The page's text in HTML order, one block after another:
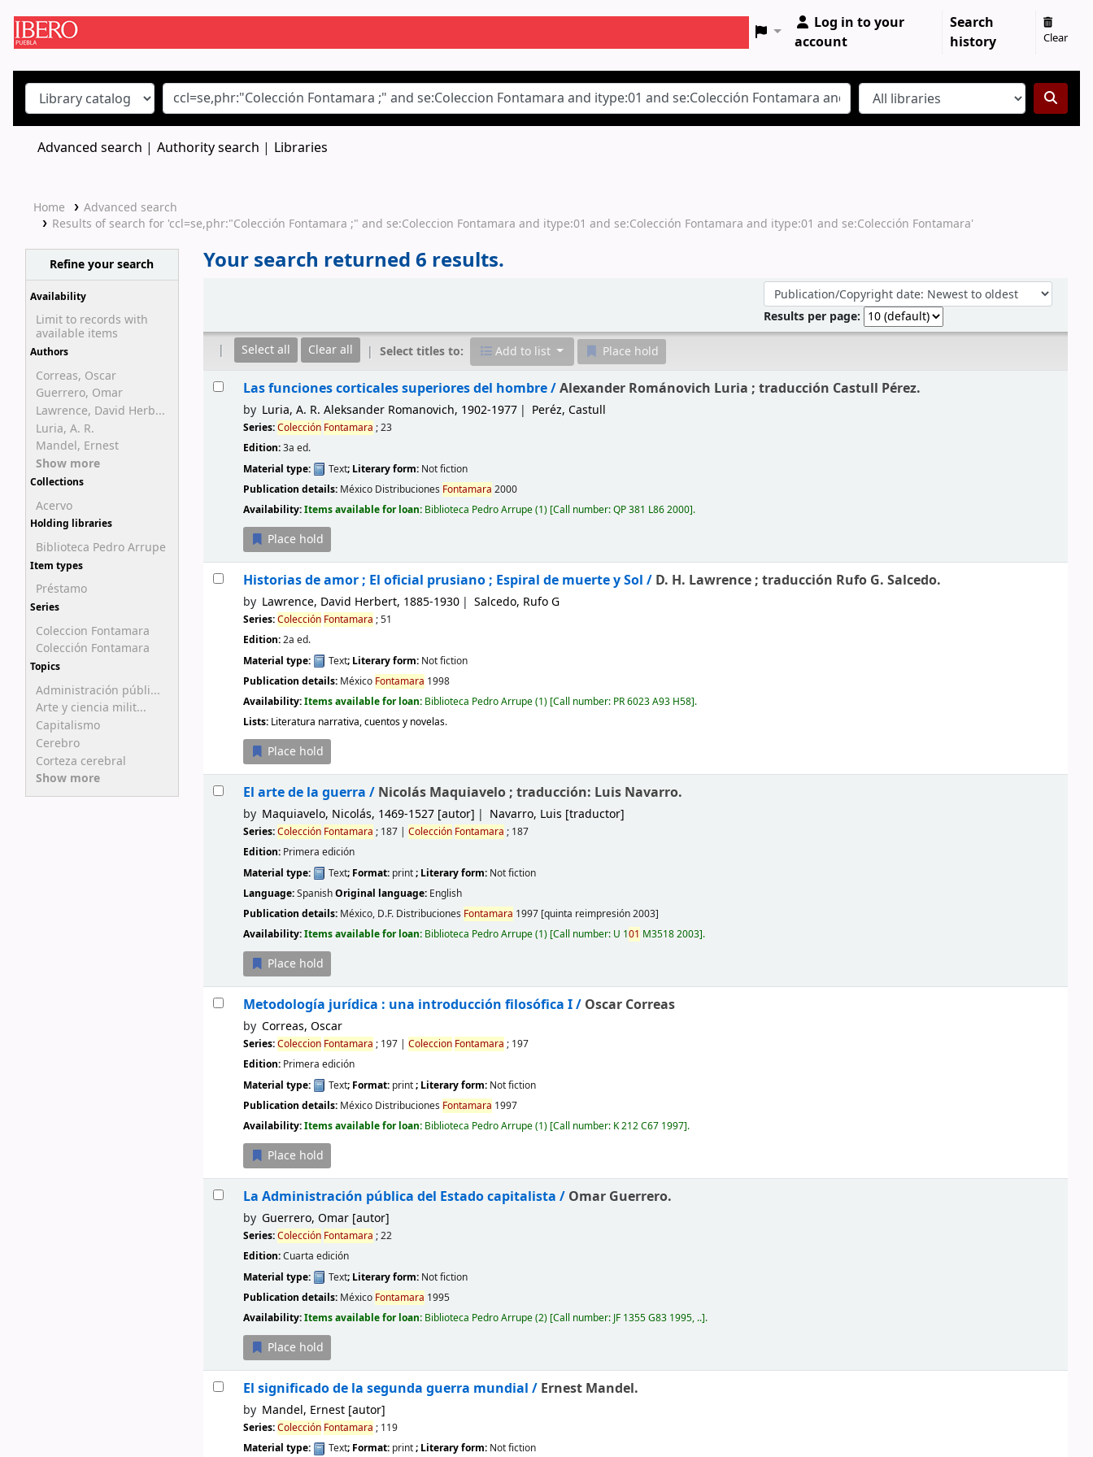
Log in to your
account
Search
history
Clear
Advanced search Authority search Libraries
Home
Advanced search
Results of search for 'ccl=se,phr:"Colección Fontamara ;" and se:Coleccion Fontamara and itype:01 and se:Colección Fontamara and itype:01 and se:Colección Fontamara'
Refine your search
Availability
Limit to records with
available items
Authors
Correas, Oscar
Guerrero, Omar
Lawrence, David Herb...
Luria, A. R.
Mandel, Ernest
Show more
Collections
Acervo
Holding libraries
Biblioteca Pedro Arrupe
Item types
Préstamo
Series
Coleccion Fontamara
Colección Fontamara
Topics
Administración públi...
Arte y ciencia milit...
Capitalismo
Cerebro
Corteza cerebral
Show more
Your search returned 6 results.
Sort by:
Results per page:
Select all
Clear all Select titles to: Add to list Place hold
Results
Las funciones corticales superiores del hombre /Alexander Románovich Luria ; traducción Castull Pérez.
by Luria, A. R. Aleksander Romanovich, 1902-1977 Peréz, Castull
Series:Colección Fontamara ; 23
Edition:3a ed.
Material type:
Text; Literary form: Not fiction
Publication details: México Distribuciones Fontamara 2000
Availability:Items available for loan: Biblioteca Pedro Arrupe(1) Call number:QP 381 L86 2000 .
Place hold
Historias de amor ; El oficial prusiano ; Espiral de muerte y Sol / D. H. Lawrence ; traducción Rufo G. Salcedo.
by Lawrence, David Herbert, 1885-1930 Salcedo, Rufo G
Series:Colección Fontamara ; 51
Edition:2a ed.
Material type:
Text; Literary form: Not fiction
Publication details: México Fontamara 1998
Availability:Items available for loan: Biblioteca Pedro Arrupe(1) Call number: PR 6023 A93 H58 .
Lists: Literatura narrativa, cuentos y novelas.
Place hold
El arte de la guerra / Nicolás Maquiavelo ; traducción: Luis Navarro.
by Maquiavelo, Nicolás, 1469-1527[autor] Navarro, Luis [traductor]
Series:Colección Fontamara ; 187| Colección Fontamara ; 187
Edition: Primera edición
Material type:
Text; Format: print; Literary form: Not fiction
Language:SpanishOriginal language: English
Publication details: México, D.F. Distribuciones Fontamara 1997 [quinta reimpresión 2003]
Availability:Items available for loan: Biblioteca Pedro Arrupe(1) Call number: U 101 M3518 2003 .
Place hold
Metodología jurídica : una introducción filosófica I / Oscar Correas
by Correas, Oscar
Series:Coleccion Fontamara ; 197| Coleccion Fontamara ; 197
Edition: Primera edición
Material type:
Text; Format: print; Literary form: Not fiction
Publication details: México Distribuciones Fontamara 1997
Availability:Items available for loan: Biblioteca Pedro Arrupe(1) Call number: K 212 C67 1997 .
Place hold
La Administración pública del Estado capitalista / Omar Guerrero.
by Guerrero, Omar[autor]
Series:Colección Fontamara ; 22
Edition:Cuarta edición
Material type:
Text; Literary form: Not fiction
Publication details: México Fontamara 1995
Availability:Items available for loan: Biblioteca Pedro Arrupe(2) Call number: JF 1355 G83 1995, .. .
Place hold
El significado de la segunda guerra mundial / Ernest Mandel.
by Mandel, Ernest[autor]
Series:Colección Fontamara ; 119
Material type:
Text; Format: print; Literary form: Not fiction